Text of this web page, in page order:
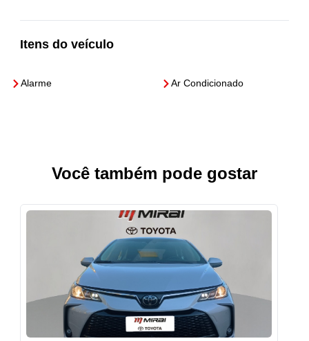
Itens do veículo
Alarme Ar Condicionado
Você também pode gostar